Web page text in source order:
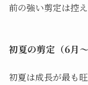
前の強い剪定は控
初夏の剪定（6月〜
初夏は成長が最も